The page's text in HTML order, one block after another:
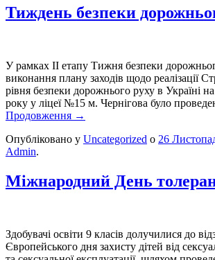
Тиждень безпеки
У рамках ІІ етапу Тижня безпеки
виконання плану заходів щодо реалізації
рівня безпеки дорожнього руху в Україні
року у ліцеї №15 м. Чернігова було
Продовження →
Опубліковано у Uncategorized о 26
Admin.
Міжнародний День
Здобувачі освіти 9 класів долучилися до
Європейського дня захисту дітей від